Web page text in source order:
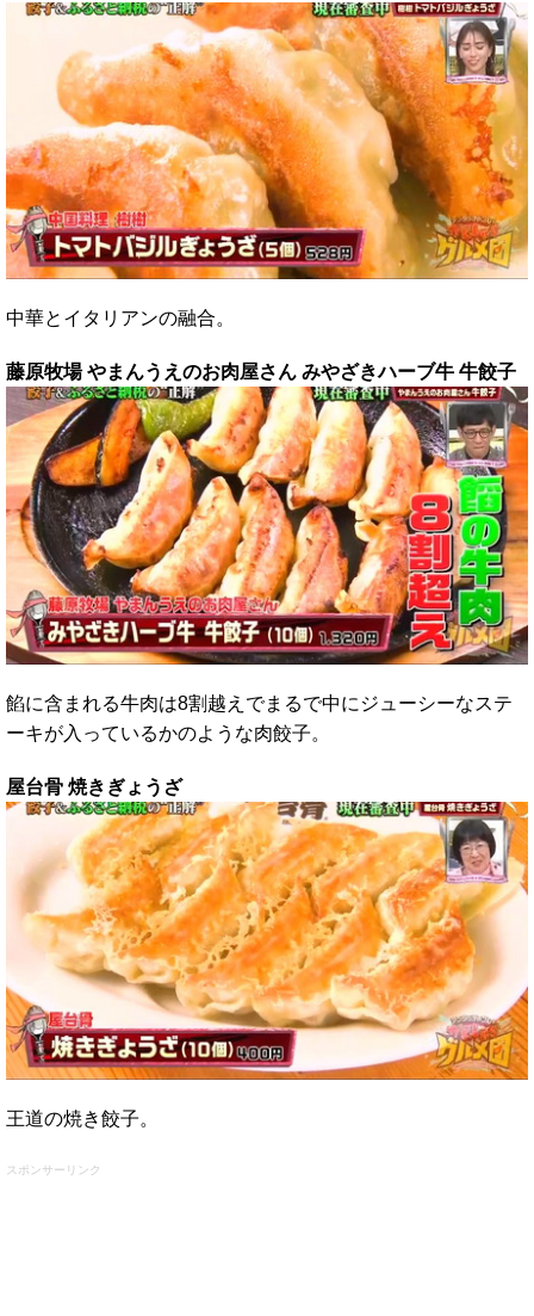
中華とイタリアンの融合。
藤原牧場 やまんうえのお肉屋さん みやざきハーブ牛 牛餃子
餡に含まれる牛肉は8割越えでまるで中にジューシーなステ
ーキが入っているかのような肉餃子。
屋台骨 焼きぎょうざ
王道の焼き餃子。
スポンサーリンク